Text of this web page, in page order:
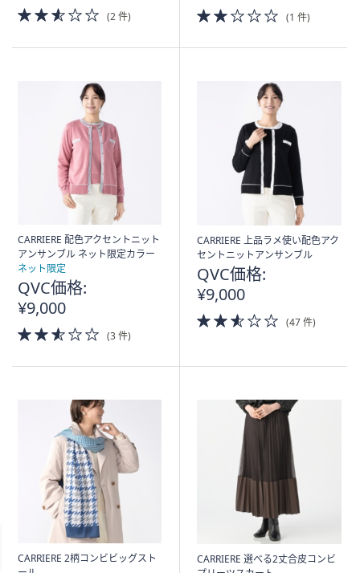
2.5
of
(2 件)
2.0
of
(1 件)
CARRIERE 配色アクセントニット
アンサンブル ネット限定カラー
ネット限定
QVC価格:
¥9,000
2.5
of
(3 件)
CARRIERE 上品ラメ使い配色アク
セントニットアンサンブル
QVC価格:
¥9,000
2.5
of
(47 件)
CARRIERE 2柄コンビビッグスト
CARRIERE 選べる2丈合皮コンビ